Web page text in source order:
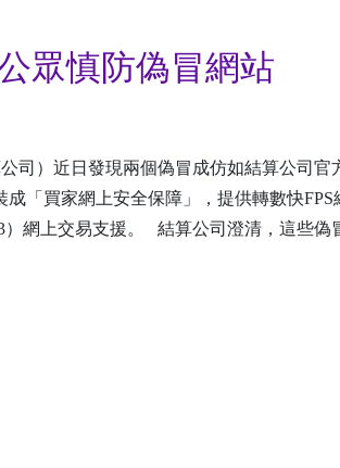
眾慎防偽冒網站
司）近日發現兩個偽冒成仿如結算公司官
「買家網上安全保障」，提供轉數快FPS
網上交易支援。 結算公司澄清，這些偽